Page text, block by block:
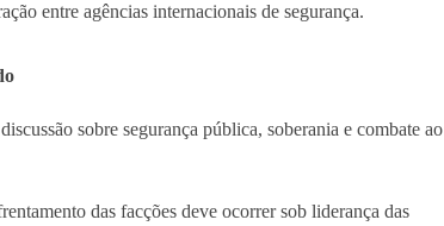
entre agências internacionais de segurança.
sobre segurança pública, soberania e combate ao
das facções deve ocorrer sob liderança das